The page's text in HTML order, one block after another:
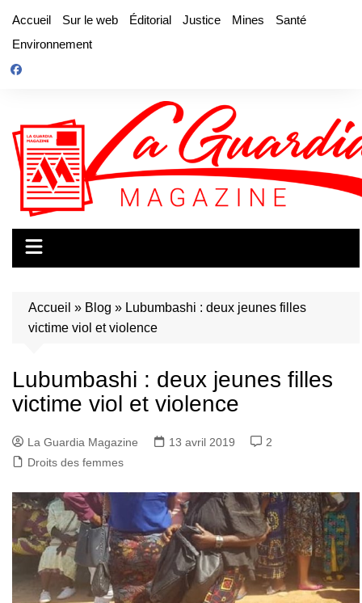
contenu
Accueil Sur le web Éditorial Justice Mines
Santé
Environnement
Accueil » Blog » Lubumbashi : deux jeunes filles
victime viol et violence
Lubumbashi : deux jeunes filles
victime viol et violence
La Guardia Magazine 13 avril 2019
2
Droits des femmes